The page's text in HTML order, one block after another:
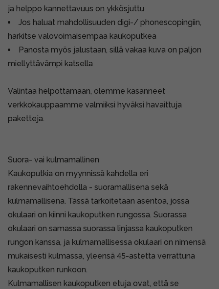
ja helppo kannettavuus on ykkösjuttu
Jos haluat mahdollisuuden digi-/ phonescopingiin,
harkitse valovoimaisempaa kaukoputkea
Panosta myös jalustaan, sillä vakaa kuva on paljon
miellyttävämpi katsella
Valintaa helpottamaan, olemme kasanneet
verkkokauppaamme valmiiksi hyväksi havaittuja
paketteja.
Suora- vai kulmamallinen
Kaukoputkia on myynnissä kahdella eri
rakennevaihtoehdolla - suoramallisena sekä
kulmamallisena. Tässä tarkoitetaan asentoa, jossa
okulaari on kiinni kaukoputken rungossa. Suorassa
okulaari on samassa suorassa linjassa kaukoputken
rungon kanssa, ja kulmamallisessa okulaari on nimensä
mukaisesti kulmassa, yleensä 45-astetta verrattuna
kaukoputken runkoon.
Kulmamallisen kaukoputken etuja ovat, että se